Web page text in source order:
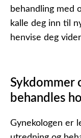
behandling med
kalle deg inn til
henvise deg
Sykdommer
behandles
Gynekologen er